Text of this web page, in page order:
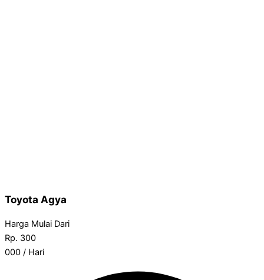
Toyota Agya
Harga Mulai Dari
Rp. 300
000 / Hari